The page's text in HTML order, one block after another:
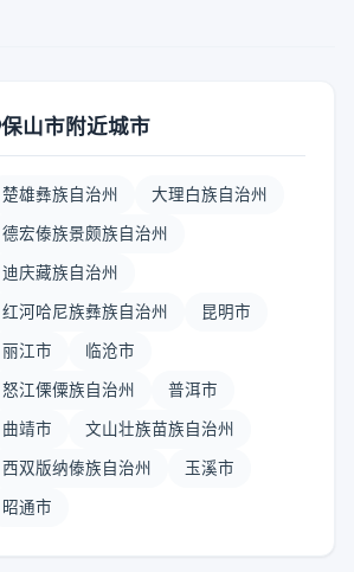
保山市附近城市
楚雄彝族自治州 大理白族自治州
德宏傣族景颇族自治州
迪庆藏族自治州
红河哈尼族彝族自治州 昆明市
丽江市 临沧市
怒江傈僳族自治州 普洱市
曲靖市 文山壮族苗族自治州
西双版纳傣族自治州 玉溪市
昭通市